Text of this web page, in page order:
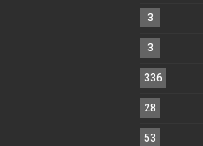
3
3
336
28
53